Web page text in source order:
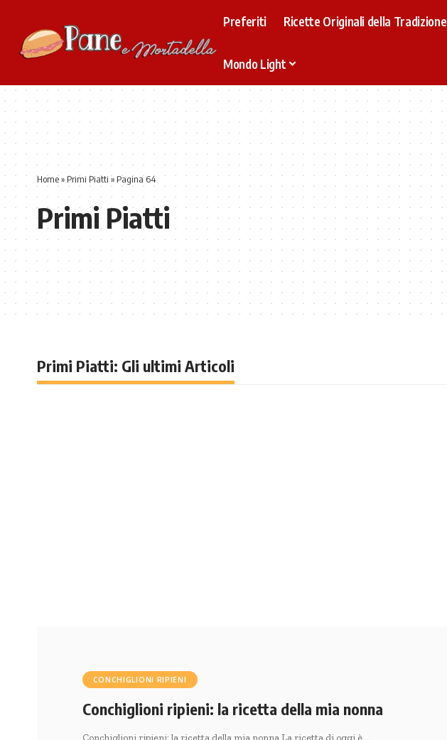
Preferiti Ricette Originali della Tradizione
Mondo Light
Home» Primi Piatti » Pagina 64
Primi Piatti
Primi Piatti: Gli ultimi Articoli
CONCHIGLIONI RIPIENI
Conchiglioni ripieni: la ricetta della mia nonna